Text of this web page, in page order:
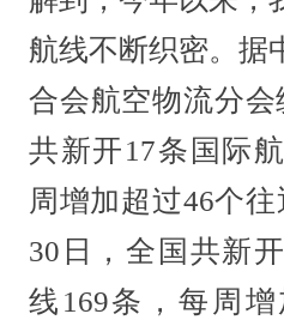
航线不断织密。据
合会航空物流分会
共新开17条国际
周增加超过46个
30日，全国共新
线169条，每周